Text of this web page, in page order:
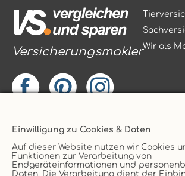
Einwilligung zu Cookies & Daten
Auf dieser Website nutzen wir Cookies
Funktionen zur Verarbeitung von
Endgeräteinformationen und
Daten. Die Verarbeitung dient der
Versicherungsmakler
Vertrag widerrufen
Wir als
Service
Kontakt
AGB
Datenschutz